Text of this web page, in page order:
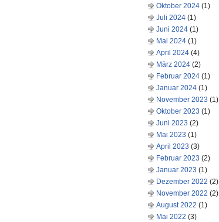
Oktober 2024 (1)
Juli 2024 (1)
Juni 2024 (1)
Mai 2024 (1)
April 2024 (4)
März 2024 (2)
Februar 2024 (1)
Januar 2024 (1)
November 2023 (1)
Oktober 2023 (1)
Juni 2023 (2)
Mai 2023 (1)
April 2023 (3)
Februar 2023 (2)
Januar 2023 (1)
Dezember 2022 (2)
November 2022 (2)
August 2022 (1)
Mai 2022 (3)